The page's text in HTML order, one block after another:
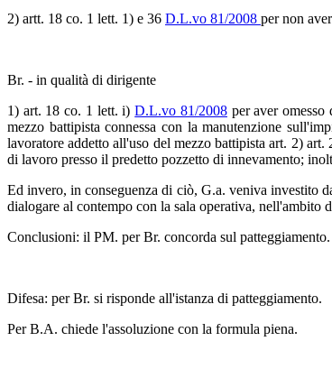
2) artt. 18 co. 1 lett. 1) e 36 D.L.vo 81/2008 per non
Br. - in qualità di dirigente
1) art. 18 co. 1 lett. i)D.L.vo 81/2008per aver omesso
mezzo battipista connessa con la manutenzione
lavoratore addetto all'uso del mezzo battipista art. 2)
di lavoro presso il predetto pozzetto di innevamento;
Ed invero, in conseguenza di ciò, G.a. veniva investito
dialogare al contempo con la sala operativa,
Conclusioni: il PM. per Br. concorda sul
Difesa: per Br. si risponde all'istanza di patteggiamento.
Per B.A. chiede l'assoluzione con la formula piena.